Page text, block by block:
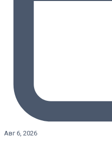
Авг 6, 2026